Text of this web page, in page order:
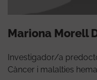
Mariona Morell
Investigador/a
Càncer i malalties